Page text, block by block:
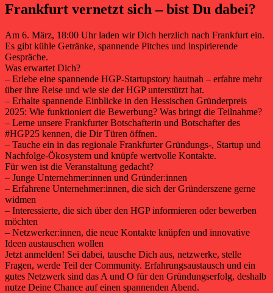
Frankfurt vernetzt sich – bist Du dabei?
Am 6. März, 18:00 Uhr laden wir Dich herzlich nach Frankfurt ein.
Es gibt kühle Getränke, spannende Pitches und inspirierende
Gespräche.
Was erwartet Dich?
– Erlebe eine spannende HGP-Startupstory hautnah – erfahre mehr
über ihre Reise und wie sie der HGP unterstützt hat.
– Erhalte spannende Einblicke in den Hessischen Gründerpreis
2025: Wie funktioniert die Bewerbung? Was bringt die Teilnahme?
– Lerne unsere Frankfurter Botschafterin und Botschafter des
#HGP25 kennen, die Dir Türen öffnen.
– Tauche ein in das regionale Frankfurter Gründungs-, Startup und
Nachfolge-Ökosystem und knüpfe wertvolle Kontakte.
Für wen ist die Veranstaltung gedacht?
– Junge Unternehmer:innen und Gründer:innen
– Erfahrene Unternehmer:innen, die sich der Gründerszene gerne
widmen
– Interessierte, die sich über den HGP informieren oder bewerben
möchten
– Netzwerker:innen, die neue Kontakte knüpfen und innovative
Ideen austauschen wollen
Jetzt anmelden! Sei dabei, tausche Dich aus, netzwerke, stelle
Fragen, werde Teil der Community. Erfahrungsaustausch und ein
gutes Netzwerk sind das A und O für den Gründungserfolg, deshalb
nutze Deine Chance auf einen spannenden Abend.